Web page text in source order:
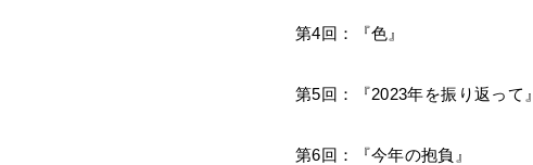
第4回：『色』
第5回：『2023年を振り返って』
第6回：『今年の抱負』